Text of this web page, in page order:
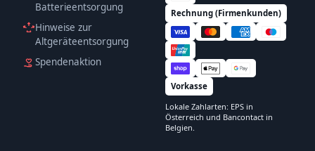
Batterieentsorgung
Hinweise zur
Altgeräteentsorgung
Spendenaktion
Rechnung (Firmenkunden)
Vorkasse
Lokale Zahlarten: EPS in
Österreich und Bancontact in
Belgien.